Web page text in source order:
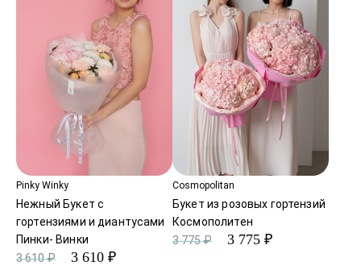
Pinky Winky
Нежный Букет с
гортензиями и диантусами
Пинки- Винки
3 610 ₽
3 610 ₽
Cosmopolitan
Букет из розовых гортензий
Космополитен
3 775 ₽
3 775 ₽